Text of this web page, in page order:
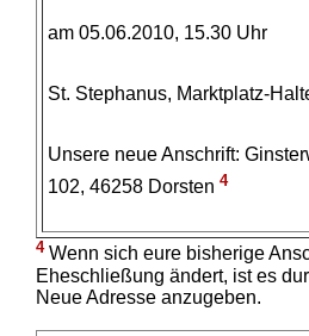
am 05.06.2010, 15.30 Uhr
St. Stephanus, Marktplatz-
Unsere neue Anschrift:
102, 46258 Dorsten 4
4Wenn sich eure bisherige
Eheschließung ändert, ist es
Neue Adresse anzugeben.